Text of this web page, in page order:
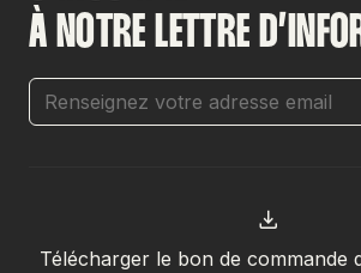
À NOTRE LETTRE
Télécharger le bon de commande